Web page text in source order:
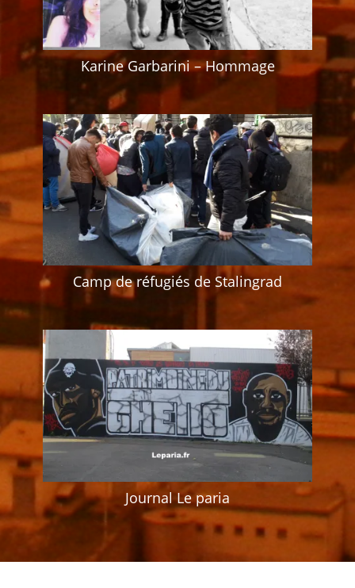
Karine Garbarini – Hommage
Camp de réfugiés de Stalingrad
Journal Le paria